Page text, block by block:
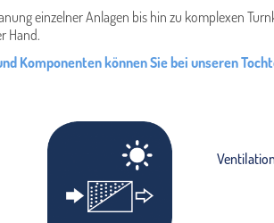
einzelner Anlagen bis hin zu komplexen
Hand.
Komponenten können Sie bei unseren